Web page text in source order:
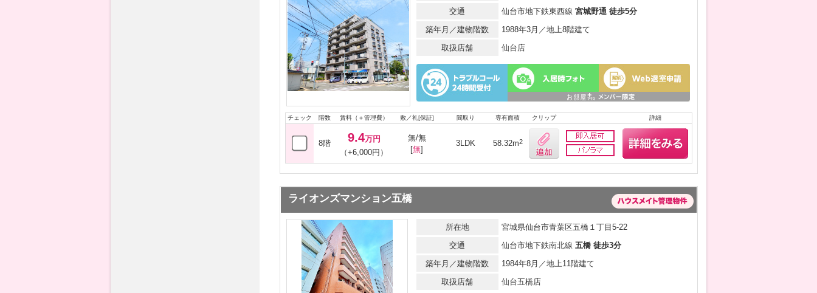
交通
仙台市地下鉄東西線 宮城野通 徒歩5分
築年月／建物階数
1988年3月／地上8階建て
取扱店舗
仙台店
チェック 階数 賃料（＋管理費） 敷／礼[保証] 間取り 専有面積 クリップ 詳細
8階 9.4万円
（+6,000円）
無/無
[無]
3LDK 58.32m2
ライオンズマンション五橋
所在地
宮城県仙台市青葉区五橋１丁目5-22
交通
仙台市地下鉄南北線 五橋 徒歩3分
築年月／建物階数
1984年8月／地上11階建て
取扱店舗
仙台五橋店